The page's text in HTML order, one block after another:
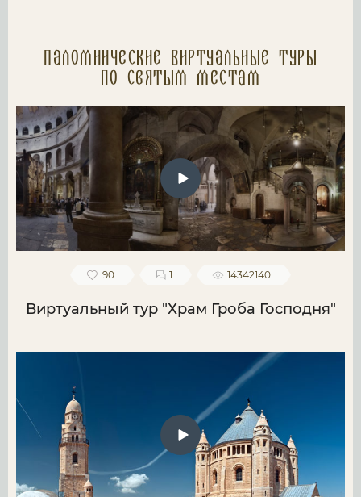
Паломнические Виртуальные туры
по святым местам
90 1 14342140
Виртуальный тур "Храм Гроба Господня"